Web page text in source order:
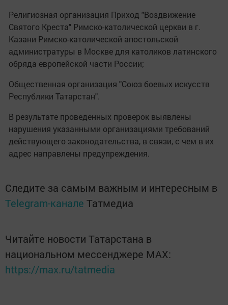
Религиозная организация Приход "Воздвижение
Святого Креста" Римско-католической церкви в г.
Казани Римско-католической апостольской
администратуры в Москве для католиков латинского
обряда европейской части России;
Общественная организация "Союз боевых искусств
Республики Татарстан".
В результате проведенных проверок выявлены
нарушения указанными организациями требований
действующего законодательства, в связи, с чем в их
адрес направлены предупреждения.
Следите за самым важным и интересным в
Telegram-канале Татмедиа
Читайте новости Татарстана в
национальном мессенджере MАХ:
https://max.ru/tatmedia